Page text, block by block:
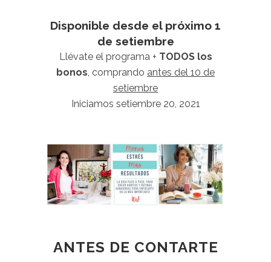
Disponible desde el próximo 1
de setiembre
Llévate el programa + TODOS los
bonos , comprando antes del 10 de
setiembre
Iniciamos setiembre 20, 2021
ANTES DE CONTARTE